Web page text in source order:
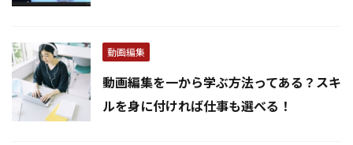
動画編集
動画編集を一から学ぶ方法ってある？スキ
ルを身に付ければ仕事も選べる！